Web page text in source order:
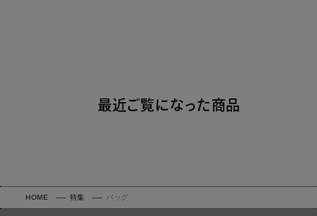
最近ご覧になった商品
HOME 特集 バッグ